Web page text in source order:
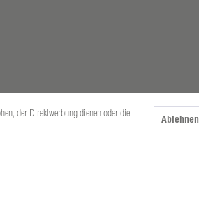
der Direktwerbung dienen oder die
Ablehnen